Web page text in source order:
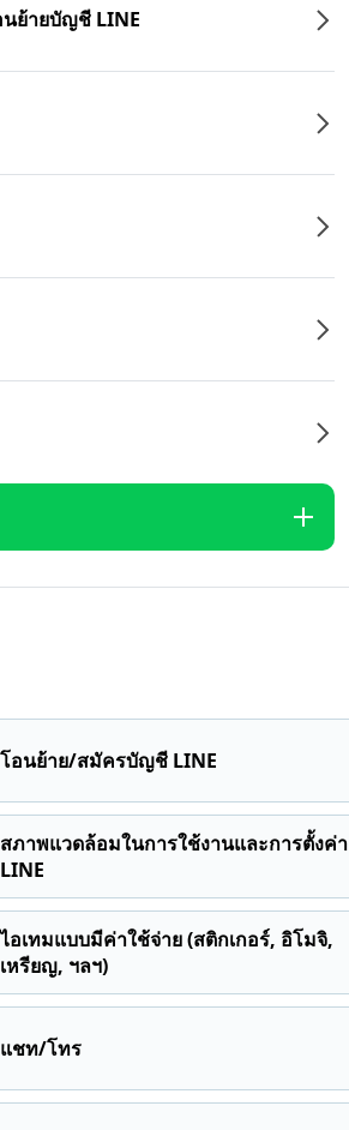
ย้ายบัญชี LINE
โอนย้าย/สมัครบัญชี LINE
สภาพแวดล้อมในการใช้งานและการตั้งค่า
LINE
ไอเทมแบบมีค่าใช้จ่าย (สติกเกอร์, อิโมจิ,
เหรียญ, ฯลฯ)
แชท/โทร